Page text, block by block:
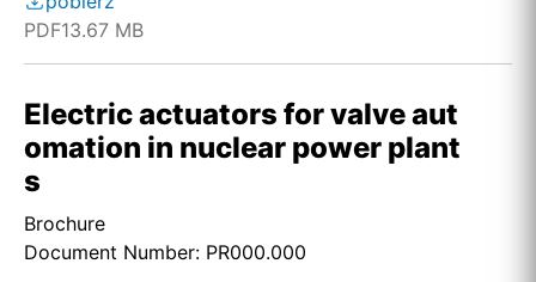
PDF13.67 MB
Electric actuators for valve aut
omation in nuclear power plant
s
Brochure
Document Number: PR000.000